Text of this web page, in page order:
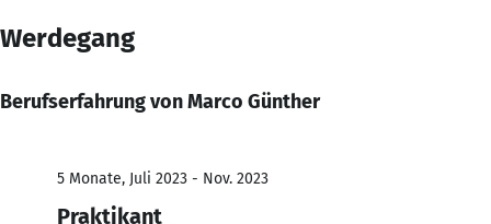
Werdegang
Berufserfahrung von Marco Günther
5 Monate, Juli 2023 - Nov. 2023
Praktikant